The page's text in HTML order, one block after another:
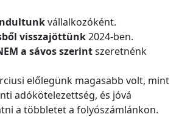
vállalkozóként.
visszajöttünk2024-ben.
a sávos szerintszeretnénk
előlegünk magasabb volt, mint
adókötelezettség, és jóvá
a többletet a folyószámlánkon.